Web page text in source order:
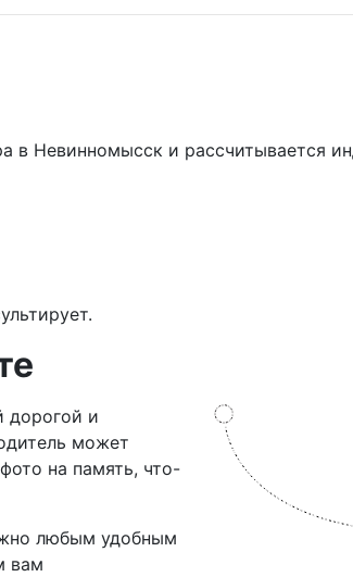
в Невинномысск и рассчитывается
дорогой и
может
на память, что-
любым удобным
вам